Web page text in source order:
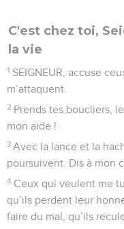
C'est chez toi,
la vie
1 SEIGNEUR, accuse
m’attaquent.
2 Prends tes boucliers,
mon aide !
3 Avec la lance et la
poursuivent. Dis à mon
4 Ceux qui veulent me
qu’ils perdent leur
faire du mal, qu’ils